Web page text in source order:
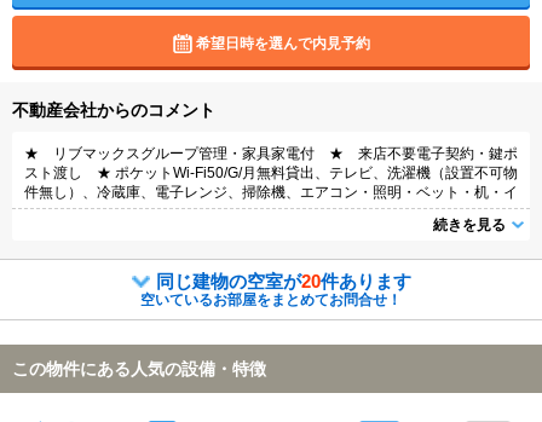
希望日時を選んで内見予約
不動産会社からのコメント
★ リブマックスグループ管理・家具家電付 ★ 来店不要電子契約・鍵ポ
スト渡し ★ ポケットWi-Fi50/G/月無料貸出、テレビ、洗濯機（設置不可物
件無し）、冷蔵庫、電子レンジ、掃除機、エアコン・照明・ベット・机・イ
ス・カーテンなどの家具・家電付き。家具家電撤去相談（実費負担）
続きを見る
同じ建物の空室が20件あります
空いているお部屋をまとめてお問合せ！
この物件にある人気の設備・特徴